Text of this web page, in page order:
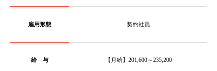
雇用形態 契約社員
給 与 【月給】201,600～235,200